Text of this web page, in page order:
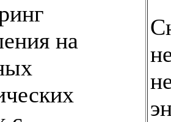
на